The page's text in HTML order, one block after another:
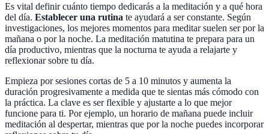
Es vital definir cuánto tiempo dedicarás a la meditación y a qué hora
del día. Establecer una rutina te ayudará a ser constante. Según
investigaciones, los mejores momentos para meditar suelen ser por la
mañana o por la noche. La meditación matutina te prepara para un
día productivo, mientras que la nocturna te ayuda a relajarte y
reflexionar sobre tu día.
Empieza por sesiones cortas de 5 a 10 minutos y aumenta la
duración progresivamente a medida que te sientas más cómodo con
la práctica. La clave es ser flexible y ajustarte a lo que mejor
funcione para ti. Por ejemplo, un horario de mañana puede incluir
meditación al despertar, mientras que por la noche puedes incorporar